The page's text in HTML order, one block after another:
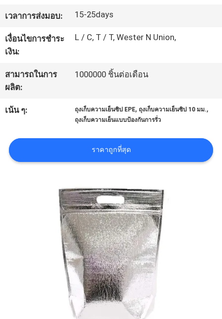
โรงงาน
ควบคุม
คุณภาพ
แผนผัง
PRIVACY
เวลาการส่งมอบ: 15-25days
เงื่อนไขการชำระ
เงิน:
L / C, T / T, Wester N Union,
สามารถในการ
ผลิต:
1000000 ชิ้นต่อเดือน
เน้น ๆ: ถุงเก็บความเย็นซิป EPE,ถุงเก็บความเย็นซิป 10 มม.,
ถุงเก็บความเย็นแบบป้องกันการรั่ว
ราคาถูกที่สุด